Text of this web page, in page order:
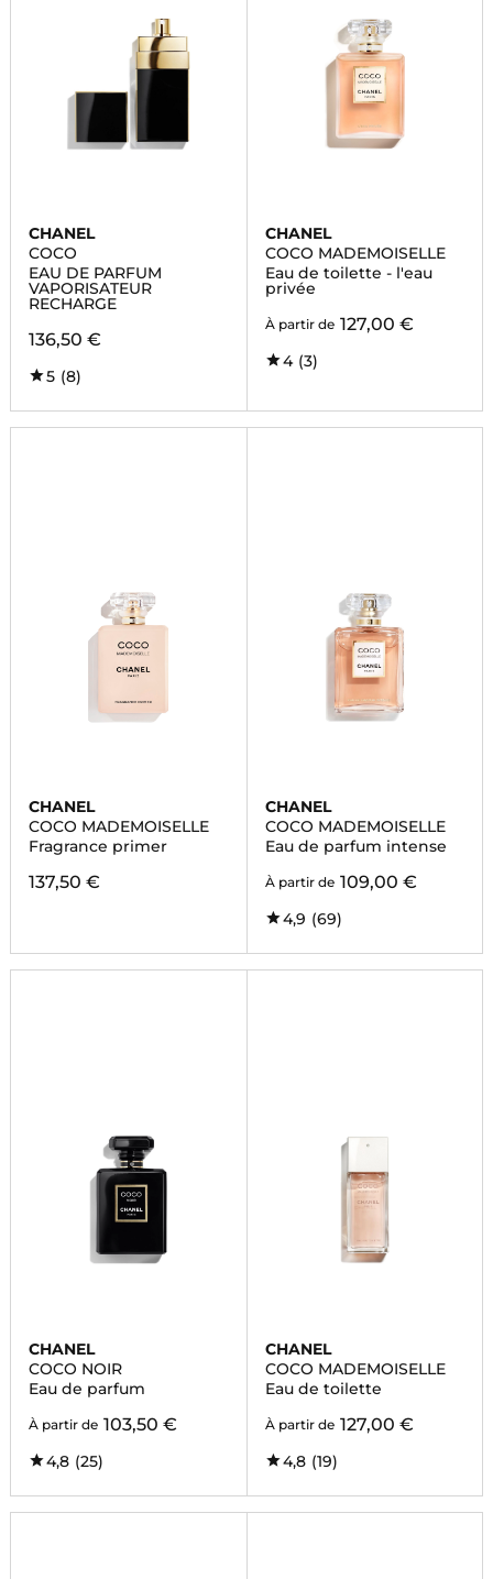
CHANEL
COCO
EAU DE PARFUM
VAPORISATEUR
RECHARGE
136,50 €
5 (8)
CHANEL
COCO MADEMOISELLE
Eau de toilette - l'eau
privée
À partir de 127,00 €
4 (3)
CHANEL
COCO MADEMOISELLE
Fragrance primer
137,50 €
CHANEL
COCO MADEMOISELLE
Eau de parfum intense
À partir de 109,00 €
4,9 (69)
CHANEL
COCO NOIR
Eau de parfum
À partir de 103,50 €
4,8 (25)
CHANEL
COCO MADEMOISELLE
Eau de toilette
À partir de 127,00 €
4,8 (19)